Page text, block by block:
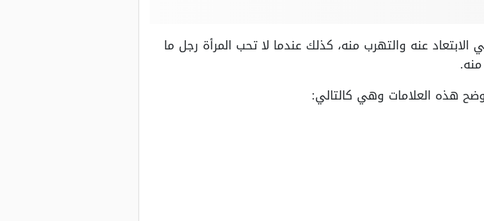
عنه والتهرب منه، كذلك عندما لا تحب المرأة رجل ما
هذه العلامات وهي كالتالي: